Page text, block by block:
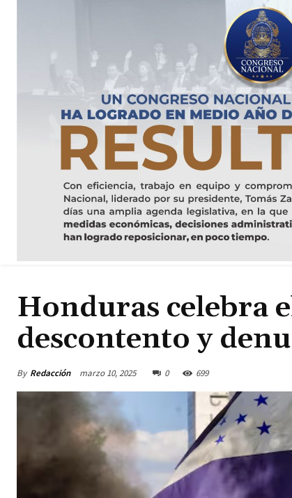
Honduras celebra
descontento y
By Redacción marzo 10, 2025 0 699